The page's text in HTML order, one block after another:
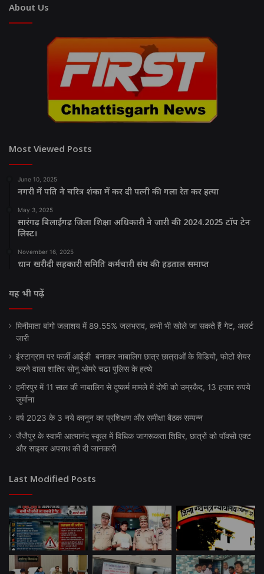
About Us
Most Viewed Posts
June 10, 2025
नगरी में पति ने चरित्र शंका में कर दी पत्नी की गला रेत कर हत्या
May 3, 2025
सारंगढ़ बिलाईगढ़ जिला शिक्षा अधिकारी ने जारी की 2024.2025 टॉप टेन
लिस्ट।
November 16, 2025
धान खरीदी सहकारी समिति कर्मचारी संघ की हड़ताल समाप्त
यह भी पढ़ें
मिनीमाता बांगो जलाशय में 89.55% जलभराव, कभी भी खोले जा सकते हैं गेट, अलर्ट
जारी
इंस्टाग्राम पर फर्जी आईडी बनाकर नाबालिग छात्र छात्राओं के विडियो, फोटो शेयर
करने वाला शातिर सोनू ओमरे चढा पुलिस के हत्थे
हमीरपुर में 11 साल की नाबालिग से दुष्कर्म मामले में दोषी को उम्रकैद, 13 हजार रुपये
जुर्माना
वर्ष 2023 के 3 नये कानून का प्रशिक्षण और समीक्षा बैठक सम्पन्न
जैजैपुर के स्वामी आत्मानंद स्कूल में विधिक जागरूकता शिविर, छात्रों को पॉक्सो एक्ट
और साइबर अपराध की दी जानकारी
Last Modified Posts